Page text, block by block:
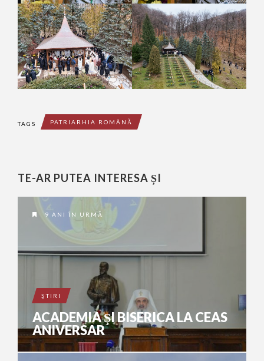
TAGS PATRIARHIA ROMÂNĂ
TE-AR PUTEA INTERESA ȘI
9 ANI ÎN URMĂ
ŞTIRI
ACADEMIA ŞI BISERICA LA CEAS
ANIVERSAR